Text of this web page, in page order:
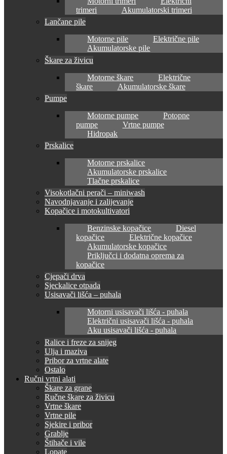
trimeri
Akumulatorski trimeri
Lančane pile
Motorne pile
Električne pile
Akumulatorske pile
Škare za živicu
Motorne škare
Električne
škare
Akumulatorske škare
Pumpe
Motorne pumpe
Potopne
pumpe
Vrtne pumpe
Hidropak
Prskalice
Motorne prskalice
Akumulatorske prskalice
Tlačne prskalice
Visokotlačni perači – miniwash
Navodnjavanje i zalijevanje
Kopačice i motokultivatori
Benzinske kopačice
Diesel
kopačice
Električne kopačice
Akumulatorske kopačice
Priključci i dodatna oprema za
kopačice
Cjepači drva
Sjeckalice otpada
Usisavači lišća – puhala
Motorni usisavači lišća - puhala
Električni usisavači lišća - puhala
Aku usisavači lišća - puhala
Ralice i freze za snijeg
Ulja i maziva
Pribor za vrtne alate
Ostalo
Ručni vrtni alati
Škare za grane
Ručne škare za živicu
Vrtne škare
Vrtne pile
Sjekire i pribor
Grablje
Štihače i vile
Lopate